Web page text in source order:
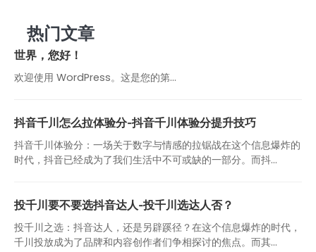
热门文章
世界，您好！
欢迎使用 WordPress。这是您的第…
抖音千川怎么拉体验分-抖音千川体验分提升技巧
抖音千川体验分：一场关于数字与情感的拉锯战在这个信息爆炸的
时代，抖音已经成为了我们生活中不可或缺的一部分。而抖...
投千川要不要选抖音达人-投千川选达人否？
投千川之选：抖音达人，还是另辟蹊径？在这个信息爆炸的时代，
千川投放成为了品牌和内容创作者们争相探讨的焦点。而其...